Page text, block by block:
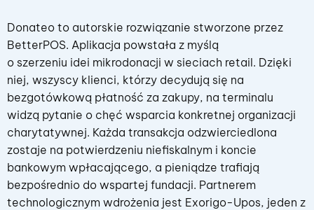
Donateo to autorskie rozwiązanie stworzone przez
BetterPOS. Aplikacja powstała z myślą
o szerzeniu idei mikrodonacji w sieciach retail. Dzięki
niej, wszyscy klienci, którzy decydują się na
bezgotówkową płatność za zakupy, na terminalu
widzą pytanie o chęć wsparcia konkretnej organizacji
charytatywnej. Każda transakcja odzwierciedlona
zostaje na potwierdzeniu niefiskalnym i koncie
bankowym wpłacającego, a pieniądze trafiają
bezpośrednio do wspartej fundacji. Partnerem
technologicznym wdrożenia jest Exorigo-Upos, jeden z